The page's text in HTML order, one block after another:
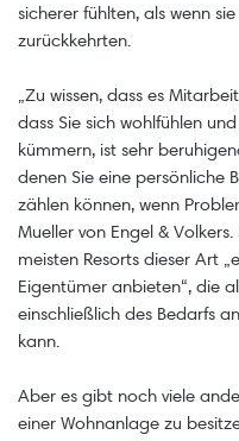
sicherer fühlten, als wenn
zurückkehrten.
„Zu wissen, dass es
dass Sie sich wohlfühlen
kümmern, ist sehr
denen Sie eine persönliche
zählen können, wenn
Mueller von Engel &
meisten Resorts dieser Art
Eigentümer anbieten“, die
einschließlich des Bedarfs
kann.
Aber es gibt noch viele
einer Wohnanlage zu